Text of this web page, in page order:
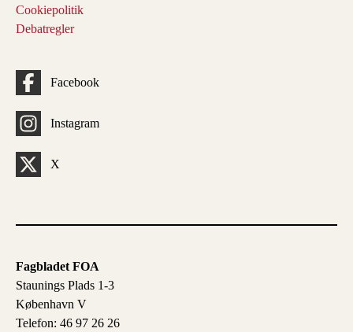
Fagbladet FOA
Staunings Plads 1-3
København V
Telefon: 46 97 26 26
Cookiepolitik
Debatregler
Facebook
Instagram
X